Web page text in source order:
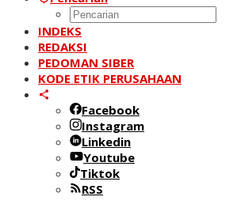
INDEKS
REDAKSI
PEDOMAN SIBER
KODE ETIK PERUSAHAAN
Facebook
Instagram
Linkedin
Youtube
Tiktok
RSS